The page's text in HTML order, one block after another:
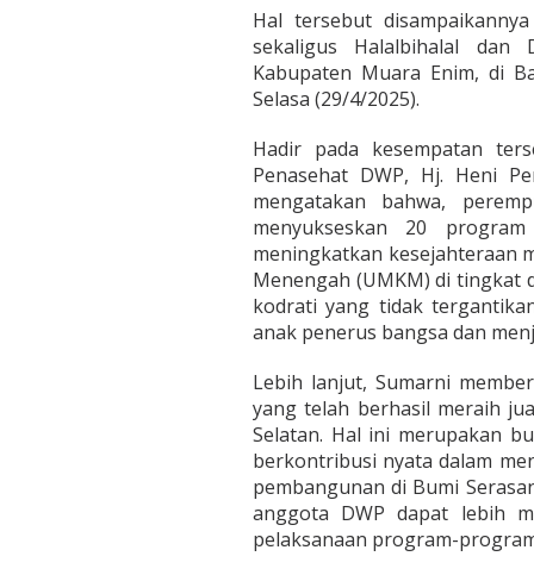
s
i
N
y
a
D
a
l
m
P
e
m
b
n
u
n
a
n
Hal tersebut
sekaligus Halalbihalal dan
Kabupaten Muara Enim, di
Selasa (29/4/2025).
Hadir pada kesempatan
Penasehat DWP, Hj. Heni
mengatakan bahwa,
menyukseskan 20
meningkatkan kesejahteraan
Menengah (UMKM) di tingkat
kodrati yang tidak
anak penerus bangsa dan
Lebih lanjut, Sumarni
yang telah berhasil meraih
Selatan. Hal ini merupakan
berkontribusi nyata dalam
pembangunan di Bumi
anggota DWP dapat lebih
pelaksanaan program-